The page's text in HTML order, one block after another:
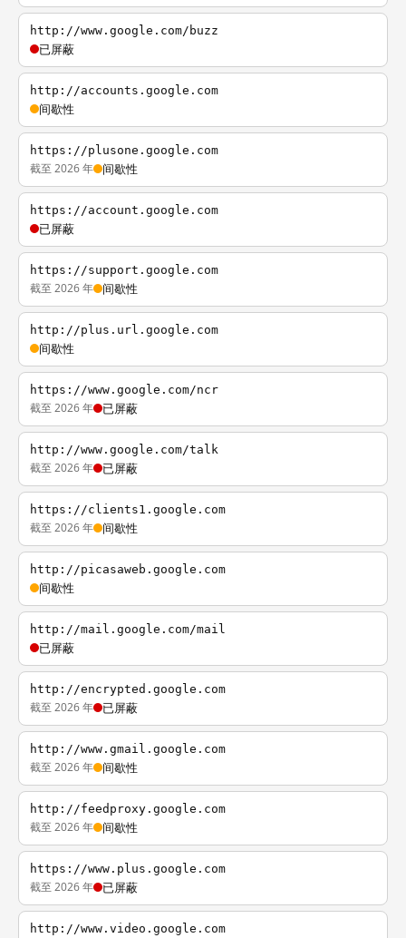
http://www.google.com/buzz
已屏蔽
http://accounts.google.com
间歇性
https://plusone.google.com
截至 2026 年 间歇性
https://account.google.com
已屏蔽
https://support.google.com
截至 2026 年 间歇性
http://plus.url.google.com
间歇性
https://www.google.com/ncr
截至 2026 年 已屏蔽
http://www.google.com/talk
截至 2026 年 已屏蔽
https://clients1.google.com
截至 2026 年 间歇性
http://picasaweb.google.com
间歇性
http://mail.google.com/mail
已屏蔽
http://encrypted.google.com
截至 2026 年 已屏蔽
http://www.gmail.google.com
截至 2026 年 间歇性
http://feedproxy.google.com
截至 2026 年 间歇性
https://www.plus.google.com
截至 2026 年 已屏蔽
http://www.video.google.com